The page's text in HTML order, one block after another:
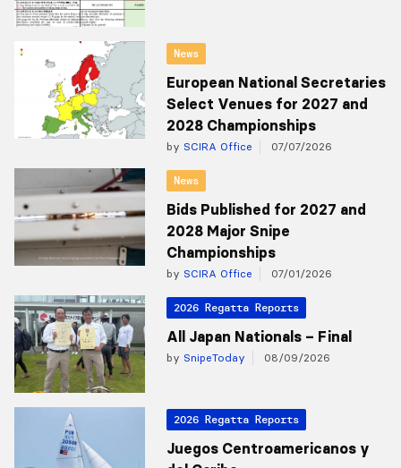
News
European National Secretaries
Select Venues for 2027 and
2028 Championships
by SCIRA Office 07/07/2026
News
Bids Published for 2027 and
2028 Major Snipe
Championships
by SCIRA Office 07/01/2026
2026 Regatta Reports
All Japan Nationals – Final
by SnipeToday 08/09/2026
2026 Regatta Reports
Juegos Centroamericanos y